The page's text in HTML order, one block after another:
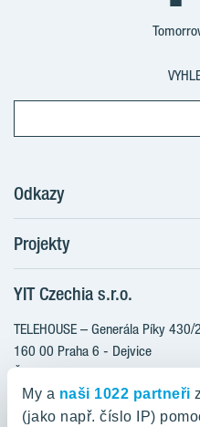
My a naši 1022 partneři
(jako např. číslo IP)
Odkazy
Postup koupě
Klientské změny
Aktuality
Blog
Kariéra
O nás
YIT PLUS
Projekty
RANTA Barrandov III
RANTA Barrandov IV
TOIVO Roztyly II
KALEVALA
YIT Czechia s.r.o.
TELEHOUSE – Generála Píky 430/
160 00 Praha 6 - Dejvice
Česká republika